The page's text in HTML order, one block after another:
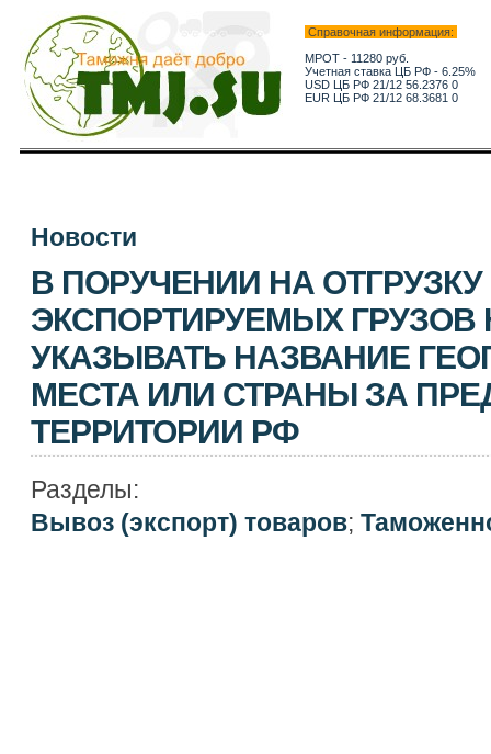
Справочная информация:
МРОТ - 11280 руб.
Учетная ставка ЦБ РФ - 6.25%
USD ЦБ РФ 21/12 56.2376 0
EUR ЦБ РФ 21/12 68.3681 0
Новости
В ПОРУЧЕНИИ НА ОТГРУЗКУ
ЭКСПОРТИРУЕМЫХ
УКАЗЫВАТЬ НАЗВАНИЕ
МЕСТА ИЛИ СТРАНЫ ЗА
ТЕРРИТОРИИ РФ
Разделы:
Вывоз (экспорт) товаров;